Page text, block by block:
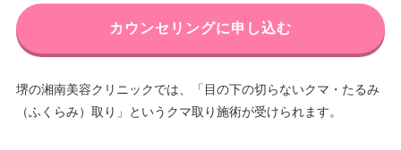
カウンセリングに申し込む
堺の湘南美容クリニックでは、「目の下の切らないクマ・たるみ
（ふくらみ）取り」というクマ取り施術が受けられます。